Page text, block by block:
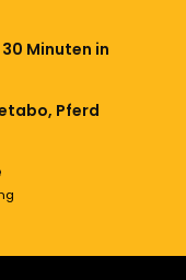
Minuten in
Pferd